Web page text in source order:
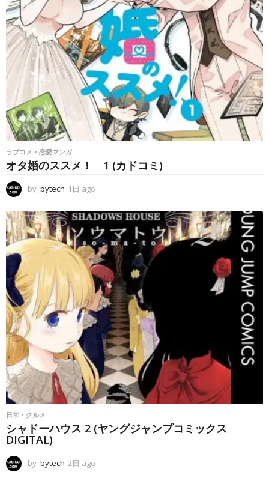
ラブコメ・恋愛マンガ
オタ婚のススメ！ 1 (カドコミ)
by bytech 1日 ago
a
g
o
日常・グルメ
シャドーハウス 2 (ヤングジャンプコミックス
DIGITAL)
by bytech 2日 ago